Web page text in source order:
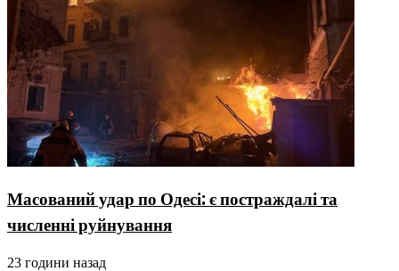
Масований удар по Одесі: є постраждалі та
численні руйнування
23 години назад